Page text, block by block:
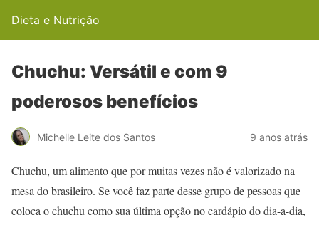
Dieta e Nutrição
Chuchu: Versátil e com 9
poderosos benefícios
Michelle Leite dos Santos 9 anos atrás
Chuchu, um alimento que por muitas vezes não é valorizado na
mesa do brasileiro. Se você faz parte desse grupo de pessoas que
coloca o chuchu como sua última opção no cardápio do dia-a-dia,